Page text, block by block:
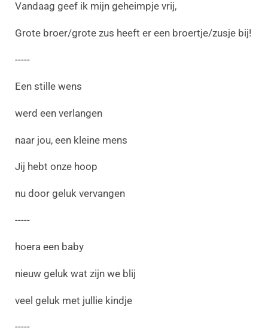
Vandaag geef ik mijn geheimpje vrij,
Grote broer/grote zus heeft er een broertje/zusje bij!
-----
Een stille wens
werd een verlangen
naar jou, een kleine mens
Jij hebt onze hoop
nu door geluk vervangen
-----
hoera een baby
nieuw geluk wat zijn we blij
veel geluk met jullie kindje
-----